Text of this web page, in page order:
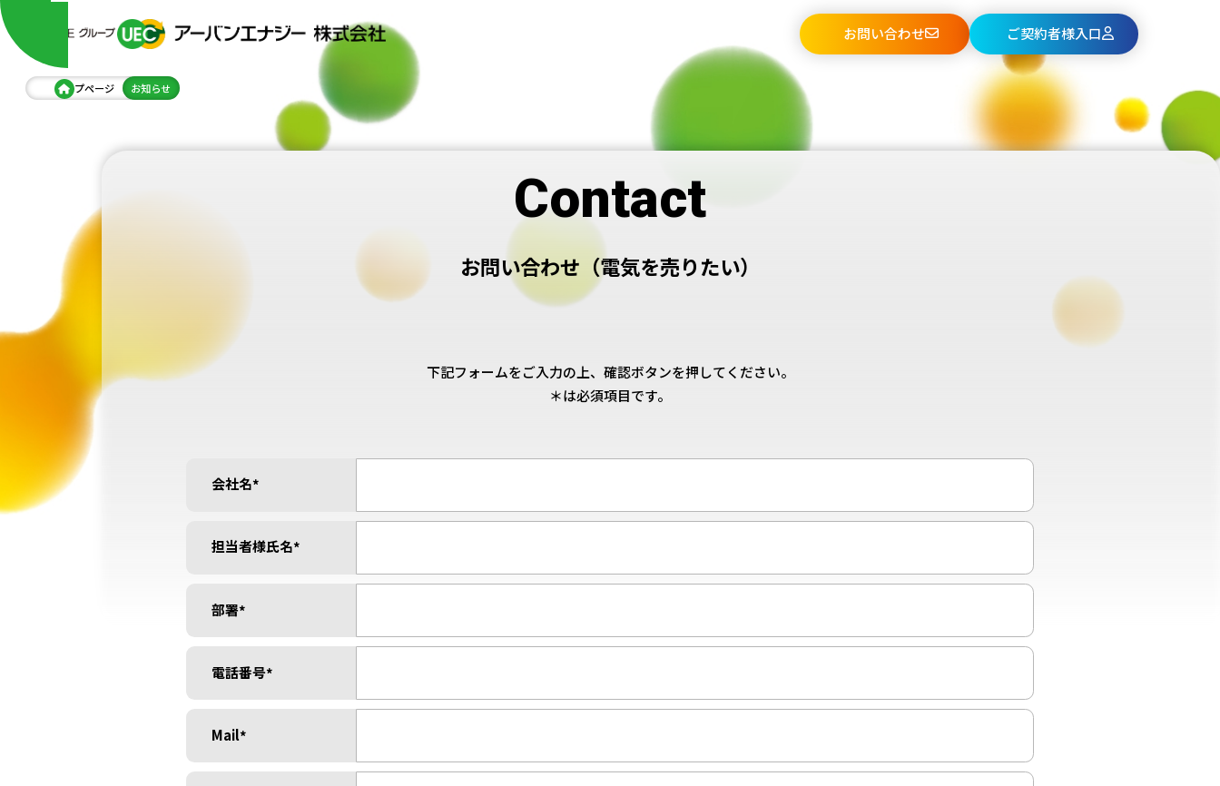
お問い合わせ ご契約者様入口
トップページ お知らせ
Contact
お問い合わせ（電気を売りたい）
下記フォームをご入力の上、 確認ボタンを押してください。
＊は必須項目です。
会社名*
担当者様氏名*
部署*
電話番号*
Mail*